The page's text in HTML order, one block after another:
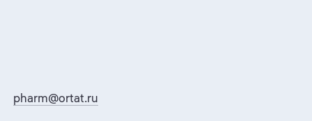
pharm@ortat.ru